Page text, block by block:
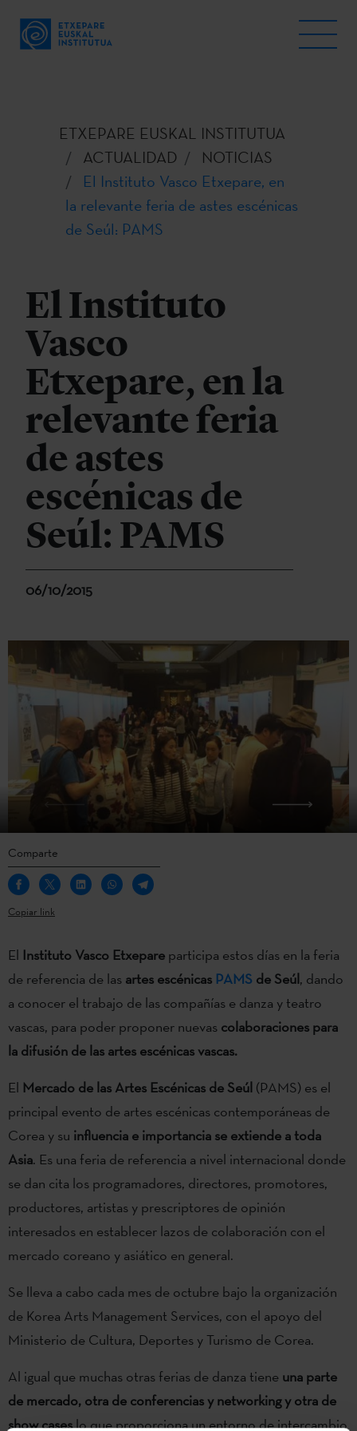
ETXEPARE EUSKAL INSTITUTUA
ACTUALIDAD
NOTICIAS
El Instituto Vasco Etxepare, en
la relevante feria de astes escénicas
de Seúl: PAMS
El Instituto
Vasco
Etxepare, en la
relevante feria
de astes
escénicas de
Seúl: PAMS
06/10/2015
Comparte
Copiar link
El Instituto Vasco Etxepare participa estos días en la feria
de referencia de las artes escénicas PAMS de Seúl, dando
a conocer el trabajo de las compañías e danza y teatro
vascas, para poder proponer nuevas colaboraciones para
la difusión de las artes escénicas vascas.
El Mercado de las Artes Escénicas de Seúl (PAMS) es el
principal evento de artes escénicas contemporáneas de
Corea y su influencia e importancia se extiende a toda
Asia. Es una feria de referencia a nivel internacional donde
se dan cita los programadores, directores, promotores,
productores, artistas y prescriptores de opinión
interesados en establecer lazos de colaboración con el
mercado coreano y asiático en general.
Se lleva a cabo cada mes de octubre bajo la organización
de Korea Arts Management Services, con el apoyo del
Ministerio de Cultura, Deportes y Turismo de Corea.
Al igual que muchas otras ferias de danza tiene una parte
de mercado, otra de conferencias y networking y otra de
show caseslo que proporciona un entorno de intercambio